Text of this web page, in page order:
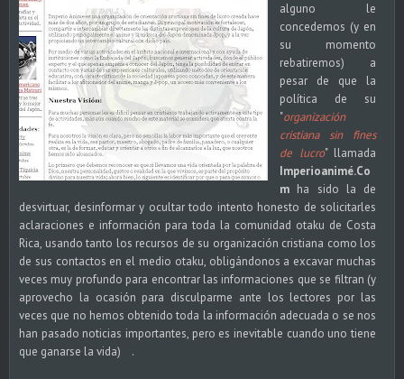
alguno le
concedemos (y en
su momento
rebatiremos) a
pesar de que la
política de su
"organización
cristiana sin fines
de lucro" llamada
Imperioanimé.Co
m ha sido la de
desvirtuar, desinformar y ocultar todo intento honesto de solicitarles
aclaraciones e información para toda la comunidad otaku de Costa
Rica, usando tanto los recursos de su organización cristiana como los
de sus contactos en el medio otaku, obligándonos a excavar muchas
veces muy profundo para encontrar las informaciones que se filtran (y
aprovecho la ocasión para disculparme ante los lectores por las
veces que no hemos obtenido toda la información adecuada o se nos
han pasado noticias importantes, pero es inevitable cuando uno tiene
que ganarse la vida) .